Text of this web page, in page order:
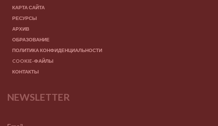
КАРТА САЙТА
РЕСУРСЫ
АРХИВ
ОБРАЗОВАНИЕ
ПОЛИТИКА КОНФИДЕНЦИАЛЬНОСТИ
COOKIE-ФАЙЛЫ
КОНТАКТЫ
NEWSLETTER